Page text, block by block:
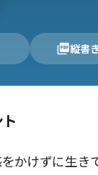
縦書
かけずに生き